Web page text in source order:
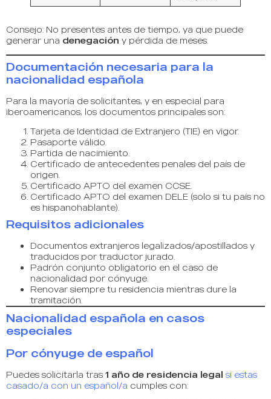
Consejo: No presentes antes de tiempo, ya que puede
generar una denegación y pérdida de meses.
Documentación necesaria para la
nacionalidad española
Para la mayoría de solicitantes, y en especial para
iberoamericanos, los documentos principales son:
Tarjeta de Identidad de Extranjero (TIE) en vigor.
Pasaporte válido.
Partida de nacimiento.
Certificado de antecedentes penales del país de
origen.
Certificado APTO del examen CCSE.
Certificado APTO del examen DELE (solo si tu país no
es hispanohablante).
Requisitos adicionales
Documentos extranjeros legalizados/apostillados y
traducidos por traductor jurado.
Padrón conjunto obligatorio en el caso de
nacionalidad por cónyuge.
Renovar siempre tu residencia mientras dure la
tramitación.
Nacionalidad española en casos
especiales
Por cónyuge de español
Puedes solicitarla tras 1 año de residencia legal si estas
casado/a con un español/a cumples con: